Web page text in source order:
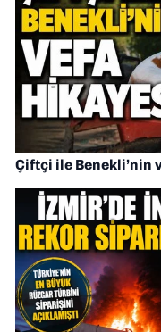
Çiftçi ile Benekli’nin